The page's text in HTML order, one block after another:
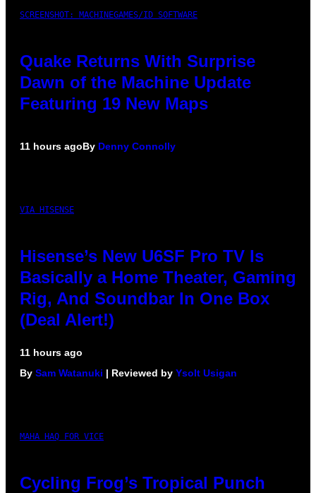
SCREENSHOT: MACHINEGAMES/ID SOFTWARE
Quake Returns With Surprise
Dawn of the Machine Update
Featuring 19 New Maps
11 hours agoBy Denny Connolly
VIA HISENSE
Hisense’s New U6SF Pro TV Is
Basically a Home Theater, Gaming
Rig, And Soundbar In One Box
(Deal Alert!)
11 hours ago
By Sam Watanuki | Reviewed by Ysolt Usigan
MAHA HAQ FOR VICE
Cycling Frog’s Tropical Punch